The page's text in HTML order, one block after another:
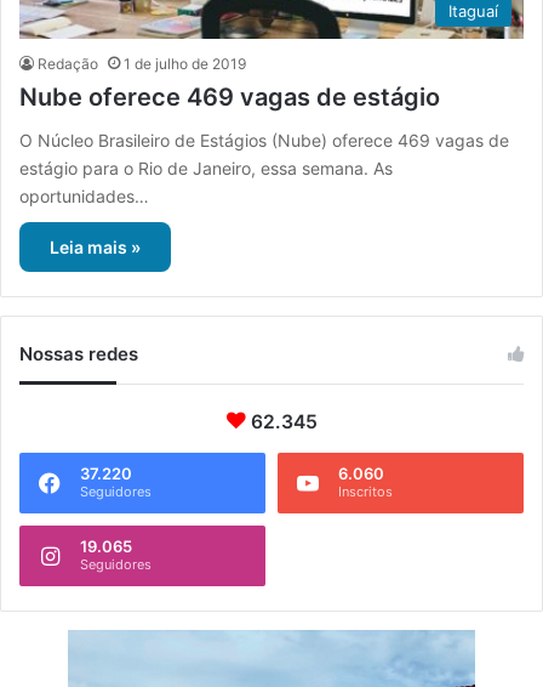
Itaguaí
Redação 1 de julho de 2019
Nube oferece 469 vagas de estágio
O Núcleo Brasileiro de Estágios (Nube) oferece 469 vagas de
estágio para o Rio de Janeiro, essa semana. As
oportunidades…
Leia mais »
Nossas redes
62.345
37.220
Seguidores
6.060
Inscritos
19.065
Seguidores